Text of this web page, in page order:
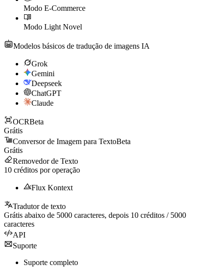
Modo E-Commerce
Modo Light Novel
Modelos básicos de tradução de imagens IA
Grok
Gemini
Deepseek
ChatGPT
Claude
OCRBeta
Grátis
Conversor de Imagem para TextoBeta
Grátis
Removedor de Texto
10 créditos por operação
Flux Kontext
Tradutor de texto
Grátis abaixo de 5000 caracteres, depois 10 créditos / 5000
caracteres
API
Suporte
Suporte completo